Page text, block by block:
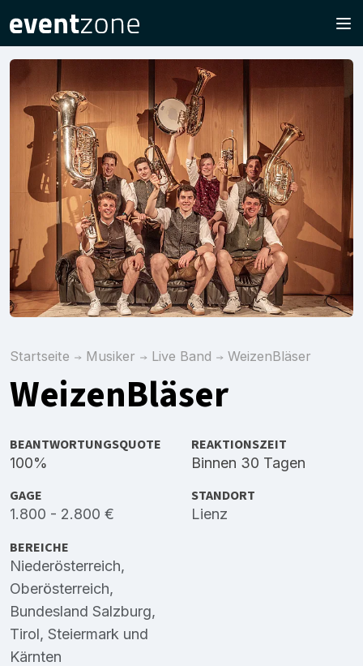
Startseite Musiker Live Band WeizenBläser
WeizenBläser
BEANTWORTUNGSQUOTE
100%
REAKTIONSZEIT
Binnen 30 Tagen
GAGE
1.800 - 2.800 €
STANDORT
Lienz
BEREICHE
Niederösterreich,
Oberösterreich,
Bundesland Salzburg,
Tirol, Steiermark und
Kärnten